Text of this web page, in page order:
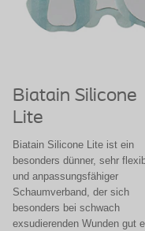
Biatain Silicone
Lite
Biatain Silicone Lite ist ein
besonders dünner, sehr
und anpassungsfähiger
Schaumverband, der sich
besonders bei schwach
exsudierenden Wunden gut